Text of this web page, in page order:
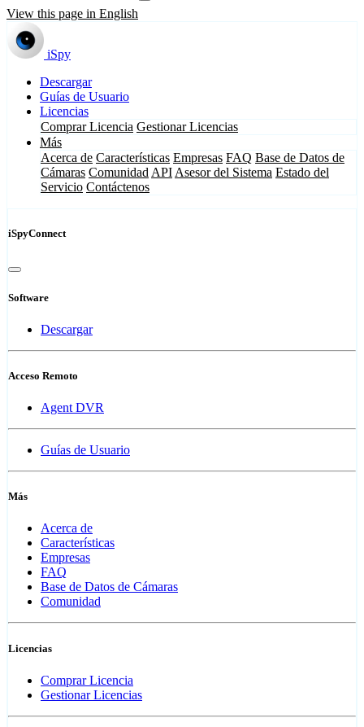
View this page in English
iSpy
Descargar
Guías de Usuario
Licencias
Comprar Licencia Gestionar Licencias
Más
Acerca de Características Empresas FAQ Base de Datos de
Cámaras Comunidad API Asesor del Sistema Estado del
Servicio Contáctenos
iSpyConnect
Software
Descargar
Acceso Remoto
Agent DVR
Guías de Usuario
Más
Acerca de
Características
Empresas
FAQ
Base de Datos de Cámaras
Comunidad
Licencias
Comprar Licencia
Gestionar Licencias